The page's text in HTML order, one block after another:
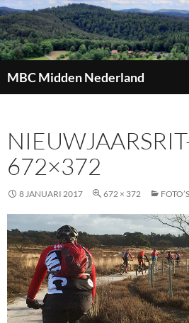
MBC Midden Nederland
INHOUD
672×372
8 JANUARI 2017 672 × 372